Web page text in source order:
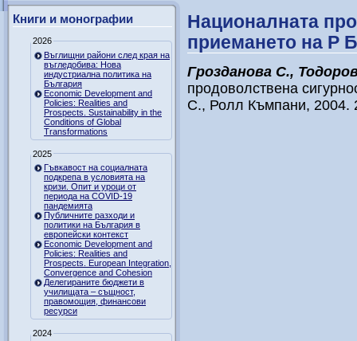
Книги и монографии
2026
Въглищни райони след края на
въгледобива: Нова
индустриална политика на
България
Economic Development and
Policies: Realities and
Prospects. Sustainability in the
Conditions of Global
Transformations
2025
Гъвкавост на социалната
подкрепа в условията на
кризи. Опит и уроци от
периода на COVID-19
пандемията
Публичните разходи и
политики на България в
европейски контекст
Economic Development and
Policies: Realities and
Prospects. European Integration,
Convergence and Cohesion
Делегираните бюджети в
училищата – същност,
правомощия, финансови
ресурси
2024
Националната
приемането на Р
Грозданова С.,
продоволствена
С., Ролл Къмпани, 2004.